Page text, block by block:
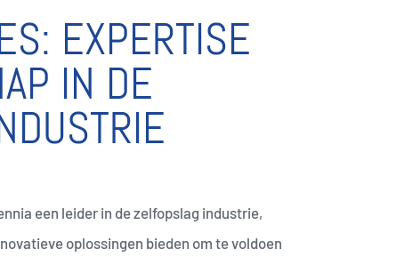
EXPERTISE
IN DE
een leider in de zelfopslag industrie,
oplossingen bieden om te voldoen